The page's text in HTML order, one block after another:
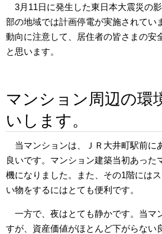
3月11日に発生した東日本大震災の
部の地域では計画停電が実施されてい
動向に注意して、居住者の皆さまの安
と思います。
マンション周辺の環
いします。
当マンションは、ＪＲ大井町駅前に
良いです。マンション建築当初あった
機になりました。また、その1階には
い物をするにはとても便利です。
一方で、夜はとても静かです。当マ
すが、資産価値がほとんど下がらない